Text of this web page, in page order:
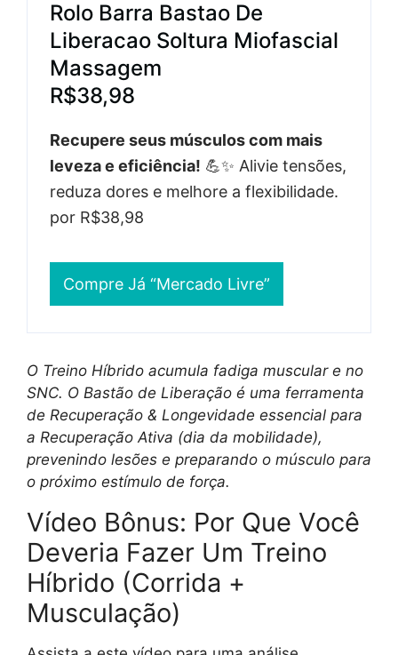
Rolo Barra Bastao De
Liberacao Soltura Miofascial
Massagem
R$38,98
Recupere seus músculos com mais
leveza e eficiência! 💪✨ Alivie tensões,
reduza dores e melhore a flexibilidade.
por R$38,98
Compre Já “Mercado Livre”
O Treino Híbrido acumula fadiga muscular e no
SNC. O Bastão de Liberação é uma ferramenta
de Recuperação & Longevidade essencial para
a Recuperação Ativa (dia da mobilidade),
prevenindo lesões e preparando o músculo para
o próximo estímulo de força.
Vídeo Bônus: Por Que Você
Deveria Fazer Um Treino
Híbrido (Corrida +
Musculação)